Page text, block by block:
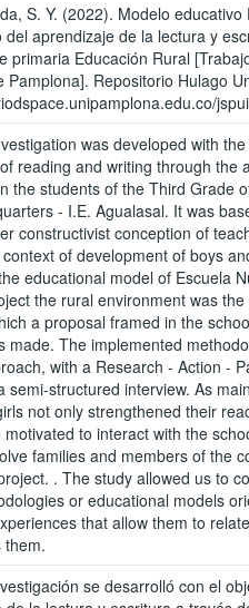
S. Y. (2022). Modelo
del aprendizaje de la lectura y
primaria Educación Rural
Pamplona]. Repositorio Hulago
was developed with
reading and writing through the
the students of the Third Grade
- I.E. Agualasal. It was
constructivist conception of
of development of boys
educational model of Escuela
the rural environment was
a proposal framed in the
made. The implemented
with a Research - Action -
semi-structured interview. As
not only strengthened their
to interact with the
families and members of the
. The study allowed us to
or educational models
that allow them to
them.
se desarrolló con el